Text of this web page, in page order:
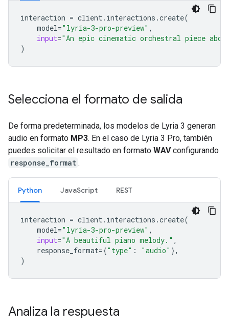
interaction = client. interactions .create(
model="lyria-3-pro-preview" ,
input="An epic cinematic orchestral piece
)
Selecciona el formato de salida
De forma predeterminada, los modelos de Lyria 3 generan
audio en formato MP3. En el caso de Lyria 3 Pro, también
puedes solicitar el resultado en formato WAVconfigurando
response_format .
Python JavaScript REST
interaction = client. interactions .create(
model="lyria-3-pro-preview" ,
input="A beautiful piano melody." ,
response_format={"type" : "audio" },
)
Analiza la respuesta